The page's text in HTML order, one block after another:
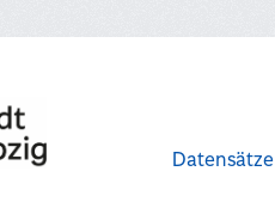
Datensätze